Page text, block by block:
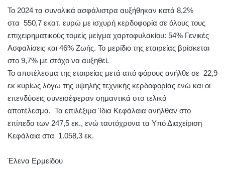
Το 2024 τα συνολικά ασφάλιστρα αυξήθηκαν κατά 8,2%
στα 550,7 εκατ. ευρώ με ισχυρή κερδοφορία σε όλους τους
επιχειρηματικούς τομείς μείγμα χαρτοφυλακίου: 54% Γενικές
Ασφαλίσεις και 46% Ζωής. Το μερίδιο της εταιρείας βρίσκεται
στο 9,7% με στόχο να αυξηθεί.
Το αποτέλεσμα της εταιρείας μετά από φόρους ανήλθε σε 22,9
εκ κυρίως λόγω της υψηλής τεχνικής κερδοφορίας ενώ και οι
επενδύσεις συνεισέφεραν σημαντικά στο τελικό
αποτέλεσμα. Τα επιλέξιμα Ίδια Κεφάλαια ανήλθαν στο
επίπεδο των 247,5 εκ., ενώ ταυτόχρονα τα Υπό Διαχείριση
Κεφάλαια στα 1.058,3 εκ.
Έλενα Ερμείδου